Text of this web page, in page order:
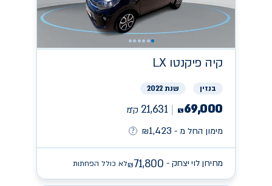
קיה פיקנטו LX
בנזין שנת 2022
₪69,000
21,631 ק״מ
מימון החל מ -
₪1,423
מחירון לוי יצחק - ₪71,800 לא כולל הפחתות